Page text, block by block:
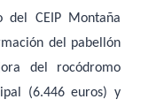
del CEIP Montaña
del pabellón
del rocódromo
(6.446 euros) y